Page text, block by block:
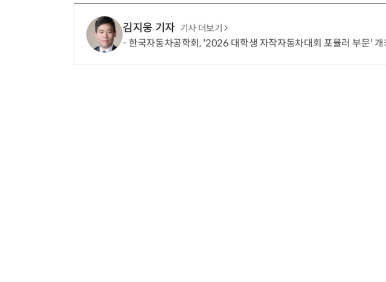
김지웅 기자 기사 더보기
한국자동차공학회, '2026 대학생 자작자동차대회 포뮬러 부문' 개